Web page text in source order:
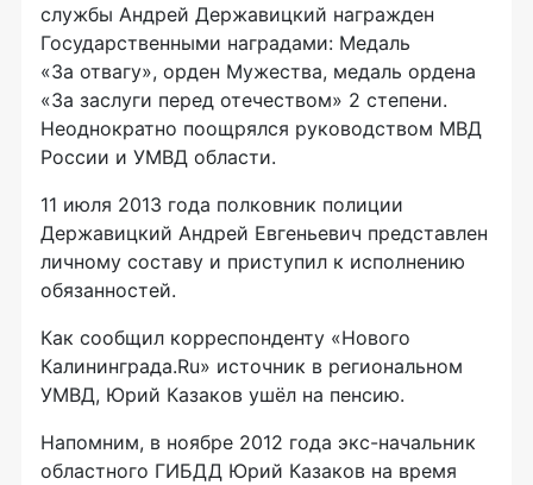
службы Андрей Державицкий награжден
Государственными наградами: Медаль
«За отвагу», орден Мужества, медаль ордена
«За заслуги перед отечеством» 2 степени.
Неоднократно поощрялся руководством МВД
России и УМВД области.
11 июля 2013 года полковник полиции
Державицкий Андрей Евгеньевич представлен
личному составу и приступил к исполнению
обязанностей.
Как сообщил корреспонденту «Нового
Калининграда.Ru» источник в региональном
УМВД, Юрий Казаков ушёл на пенсию.
Напомним, в ноябре 2012 года экс-начальник
областного ГИБДД Юрий Казаков на время